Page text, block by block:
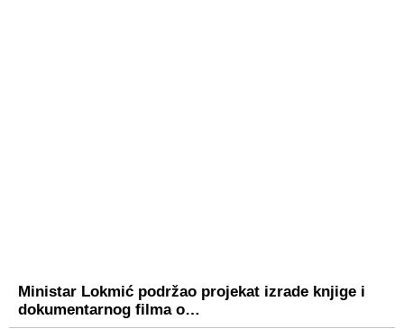
Ministar Lokmić podržao projekat izrade knjige i
dokumentarnog filma o…